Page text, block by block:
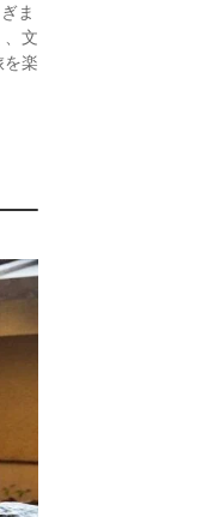
ま
、文
を楽